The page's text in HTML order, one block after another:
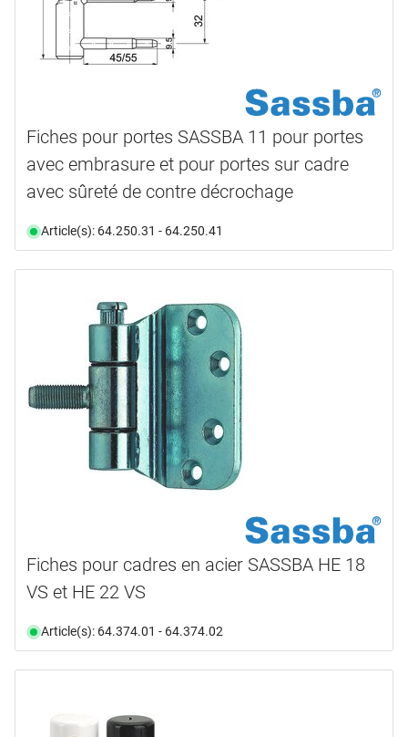
Fiches pour portes SASSBA 11 pour portes
avec embrasure et pour portes sur cadre
avec sûreté de contre décrochage
Article(s): 64.250.31 - 64.250.41
Fiches pour cadres en acier SASSBA HE 18
VS et HE 22 VS
Article(s): 64.374.01 - 64.374.02